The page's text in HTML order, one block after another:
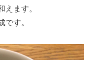
えます。
です。